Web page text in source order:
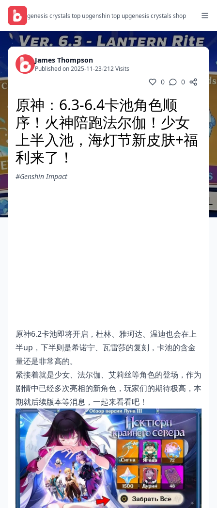
genesis crystals top upgenshin top upgenesis crystals shop
James Thompson
Published on 2025-11-23/212 Visits
0 0
原神：6.3-6.4卡池角色顺
序！火神陪跑法尔伽！少女
上半入池，海灯节新皮肤+福
利来了！
#Genshin Impact
原神6.2卡池即将开启，杜林、雅珂达、温迪也会在上
半up，下半则是希诺宁、瓦雷莎的复刻，卡池的含金
量还是非常高的。
紧接着就是少女、法尔伽、艾莉丝等角色的登场，作为
剧情中已经多次亮相的新角色，玩家们的期待极高，本
期就后续版本等消息，一起来看看吧！